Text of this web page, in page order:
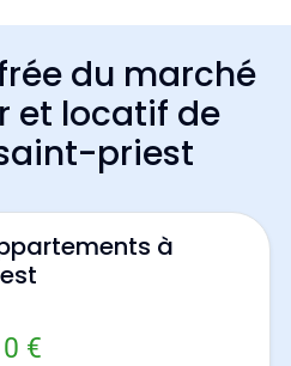
du marché
et locatif de
priest
à
0 €